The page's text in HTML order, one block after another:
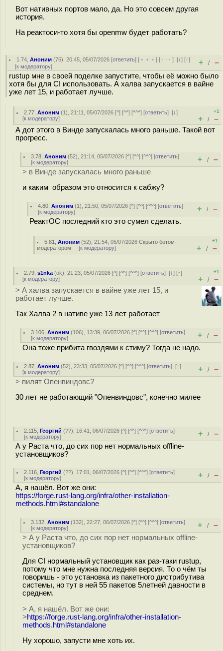
Вот нативных портов мало, да. Но это совсем другая
история.
На реактоси-то хотя бы openmw будет работать?
1.74 ,Аноним (76), 20:45, 05/07/2026 [ответить] [ ﹢﹢﹢] [ · · ·][↓] [↑]
[к модератору] + / –
rustup мне в своей поделке запустите, чтобы её можно было
хотя бы для CI использовать. А халва запускается в вайне
уже лет 15, и работает лучше.
2.77 ,Аноним (1), 21:11, 05/07/2026 [^] [^^] [^^^] [ответить][↓]
[к модератору]
+1
+ / –
А дот этого в Винде запускалась много раньше. Такой вот
прогресс.
3.78 ,Аноним (52), 21:14, 05/07/2026 [^] [^^] [^^^] [ответить]
[к модератору] + / –
> в Винде запускалась много раньше
и каким образом это относится к сабжу?
4.80 ,Аноним (1), 21:50, 05/07/2026 [^] [^^] [^^^] [ответить]
[к модератору] + / –
РеактОС последний кто это сумел сделать.
5.81 ,Аноним (52), 21:54, 05/07/2026Скрыто ботом-
модератором [к модератору]
+1
+ / –
2.79 ,s1nka (ok), 21:23, 05/07/2026 [^] [^^] [^^^] [ответить][↓] [↑]
[к модератору]
+1
+ / –
> А халва запускается в вайне уже лет 15, и
работает лучше.
Так Халва 2 в нативе уже 13 лет работает
3.106 ,Аноним (106), 13:39, 06/07/2026 [^] [^^] [^^^] [ответить]
[к модератору] + / –
Она тоже прибита гвоздями к стиму? Тогда не надо.
2.87 ,Аноним (52), 23:33, 05/07/2026 [^] [^^] [^^^] [ответить][↑]
[к модератору] + / –
> пилят Опенвиндовс?
30 лет не работающий "Опенвиндовс", конечно милее
2.115 ,Георгий (??), 16:41, 06/07/2026 [^] [^^] [^^^] [ответить]
[к модератору] + / –
А у Раста что, до сих пор нет нормальных offline-
установщиков?
2.116 ,Георгий (??), 17:01, 06/07/2026 [^] [^^] [^^^] [ответить]
[к модератору] + / –
А, я нашёл. Вот же они:
https://forge.rust-lang.org/infra/other-installation-
methods.html#standalone
3.132 ,Аноним (132), 22:27, 06/07/2026 [^] [^^] [^^^] [ответить]
[к модератору] + / –
> А у Раста что, до сих пор нет нормальных offline-
установщиков?
Для CI нормальный установщик как раз-таки rustup,
потому что мне нужна последняя версия. То о чём ты
говоришь - это установка из пакетного дистрибутива
системы, но тут в ней 55 пакетов 5летней давности в
среднем.
> А, я нашёл. Вот же они:
>https://forge.rust-lang.org/infra/other-installation-
methods.html#standalone
Ну хорошо, запусти мне хоть их.